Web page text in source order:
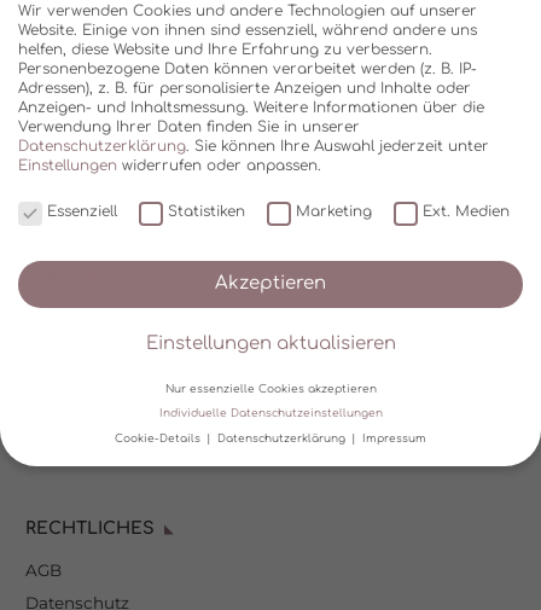
Zahlungsoptionen
Mein Kundenkonto
RECHTLICHES
AGB
Datenschutz
Wir verwenden Cookies und andere Technologien auf unserer
Website. Einige von ihnen sind essenziell, während andere uns
helfen, diese Website und Ihre Erfahrung zu verbessern.
Personenbezogene Daten können verarbeitet werden (z. B. IP-
Adressen), z. B. für personalisierte Anzeigen und Inhalte oder
Anzeigen- und Inhaltsmessung. Weitere Informationen über die
Verwendung Ihrer Daten finden Sie in unserer
Datenschutzerklärung Sie können Ihre Auswahl jederzeit unter
Einstellungen widerrufen oder anpassen.
Essenziell Statistiken Marketing Ext. Medien
Akzeptieren
Einstellungen aktualisieren
Nur essenzielle Cookies akzeptieren
Individuelle Datenschutzeinstellungen
Cookie-Details Datenschutzerklärung Impressum
Wir verwenden Cookies und andere Technologien auf unserer
helfen, diese Website und Ihre Erfahrung zu verbessern.